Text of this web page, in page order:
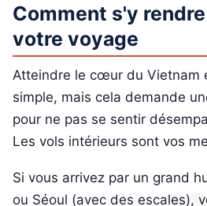
Comment s'y
votre voyage
Atteindre le cœur du Vietnam
simple, mais cela demande
pour ne pas se sentir
Les vols intérieurs sont vos
Si vous arrivez par un grand
ou Séoul (avec des escales),